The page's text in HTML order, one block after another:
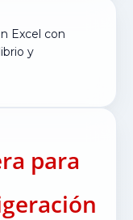
Excel con
y
para